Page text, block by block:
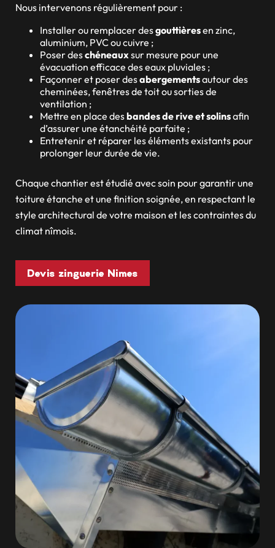
Nous intervenons régulièrement pour :
Installer ou remplacer desgouttièresen zinc,
aluminium, PVC ou cuivre ;
Poser deschéneauxsur mesure pour une
évacuation efficace des eaux pluviales ;
Façonner et poser desabergementsautour des
cheminées, fenêtres de toit ou sorties de
ventilation ;
Mettre en place desbandes de rive et solinsafin
d’assurer une étanchéité parfaite ;
Entretenir et réparer les éléments existants pour
prolonger leur durée de vie.
Chaque chantier est étudié avec soin pour garantir une
toiture étanche et une finition soignée, en respectant le
style architectural de votre maison et les contraintes du
climat nîmois.
Devis zinguerie Nimes